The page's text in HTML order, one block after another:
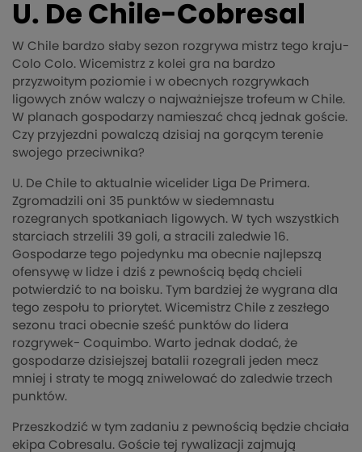
U. De Chile-Cobresal
W Chile bardzo słaby sezon rozgrywa mistrz tego kraju-
Colo Colo. Wicemistrz z kolei gra na bardzo
przyzwoitym poziomie i w obecnych rozgrywkach
ligowych znów walczy o najważniejsze trofeum w Chile.
W planach gospodarzy namieszać chcą jednak goście.
Czy przyjezdni powalczą dzisiaj na gorącym terenie
swojego przeciwnika?
U. De Chile to aktualnie wicelider Liga De Primera.
Zgromadzili oni 35 punktów w siedemnastu
rozegranych spotkaniach ligowych. W tych wszystkich
starciach strzelili 39 goli, a stracili zaledwie 16.
Gospodarze tego pojedynku ma obecnie najlepszą
ofensywę w lidze i dziś z pewnością będą chcieli
potwierdzić to na boisku. Tym bardziej że wygrana dla
tego zespołu to priorytet. Wicemistrz Chile z zeszłego
sezonu traci obecnie sześć punktów do lidera
rozgrywek- Coquimbo. Warto jednak dodać, że
gospodarze dzisiejszej batalii rozegrali jeden mecz
mniej i straty te mogą zniwelować do zaledwie trzech
punktów.
Przeszkodzić w tym zadaniu z pewnością będzie chciała
ekipa Cobresalu. Goście tej rywalizacji zajmują